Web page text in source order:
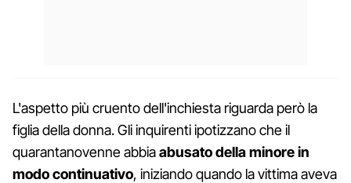
L'aspetto più cruento dell'inchiesta riguarda però la
figlia della donna. Gli inquirenti ipotizzano che il
quarantanovenne abbiaabusato della minore in
modo continuativo, iniziando quando la vittima aveva